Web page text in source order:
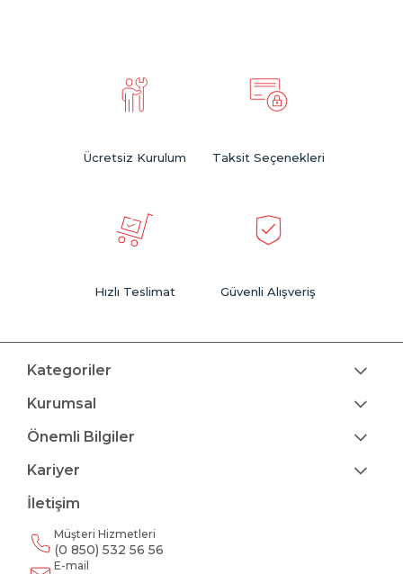
Ücretsiz Kurulum Taksit Seçenekleri
Hızlı Teslimat Güvenli Alışveriş
Kategoriler
Kurumsal
Önemli Bilgiler
Kariyer
İletişim
Müşteri Hizmetleri
(0 850) 532 56 56
E-mail